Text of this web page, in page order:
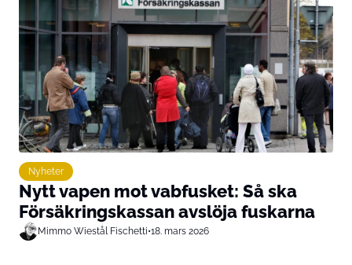
Nyheter
Nytt vapen mot vabfusket: Så ska
Försäkringskassan avslöja fuskarna
Mimmo Wiestål Fischetti•18. mars 2026